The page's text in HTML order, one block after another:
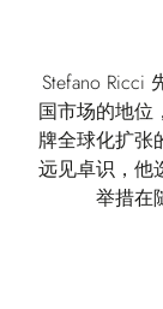
Stefano Ricci
国市场的地位
牌全球化扩张
远见卓识，他
举措在